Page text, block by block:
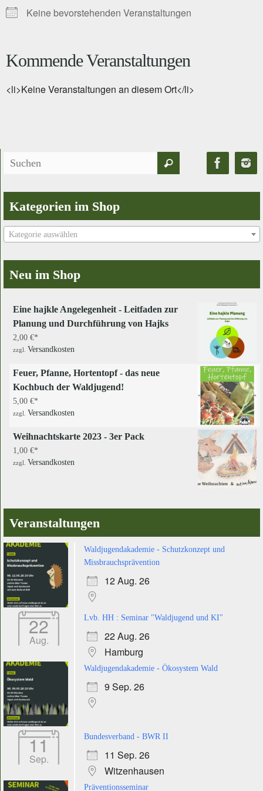
Keine bevorstehenden Veranstaltungen
Kommende Veranstaltungen
<li>Keine Veranstaltungen an diesem Ort</li>
Suchen
Kategorien im Shop
Kategorie auswählen
Neu im Shop
Eine hajkle Angelegenheit - Leitfaden zur
Planung und Durchführung von Hajks
2,00 €
zzgl. Versandkosten
Feuer, Pfanne, Hortentopf - das neue
Kochbuch der Waldjugend!
5,00 €
zzgl. Versandkosten
Weihnachtskarte 2023 - 3er Pack
1,00 €
zzgl. Versandkosten
Veranstaltungen
Waldjugendakademie - Schutzkonzept und
Missbrauchsprävention
12 Aug. 26
22
Aug.
Lvb. HH : Seminar "Waldjugend und KI"
22 Aug. 26
Hamburg
Waldjugendakademie - Ökosystem Wald
9 Sep. 26
11
Sep.
Bundesverband - BWR II
11 Sep. 26
Witzenhausen
Präventionsseminar